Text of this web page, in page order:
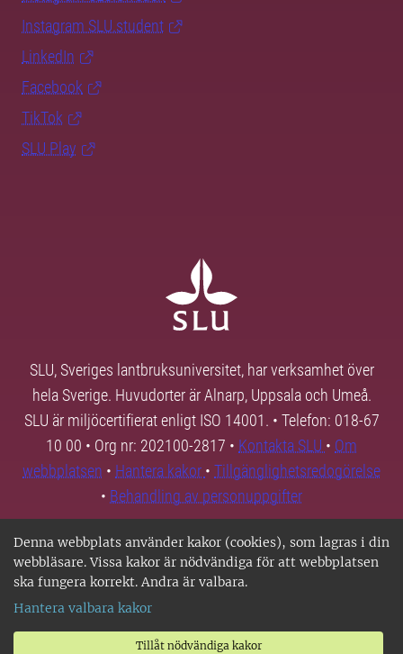
Denna webbplats använder kakor (cookies), som lagras i din
webbläsare. Vissa kakor är nödvändiga för att webbplatsen
ska fungera korrekt. Andra är valbara.
Hantera valbara kakor
Tillåt nödvändiga kakor
Instagram SLU.student
LinkedIn
Facebook
TikTok
SLU Play
SLU, Sveriges lantbruksuniversitet, har verksamhet över
hela Sverige. Huvudorter är Alnarp, Uppsala och Umeå.
SLU är miljöcertifierat enligt ISO 14001. • Telefon: 018-67
10 00 • Org nr: 202100-2817 • Kontakta SLU • Om
webbplatsen • Hantera kakor • Tillgänglighetsredogörelse
• Behandling av personuppgifter